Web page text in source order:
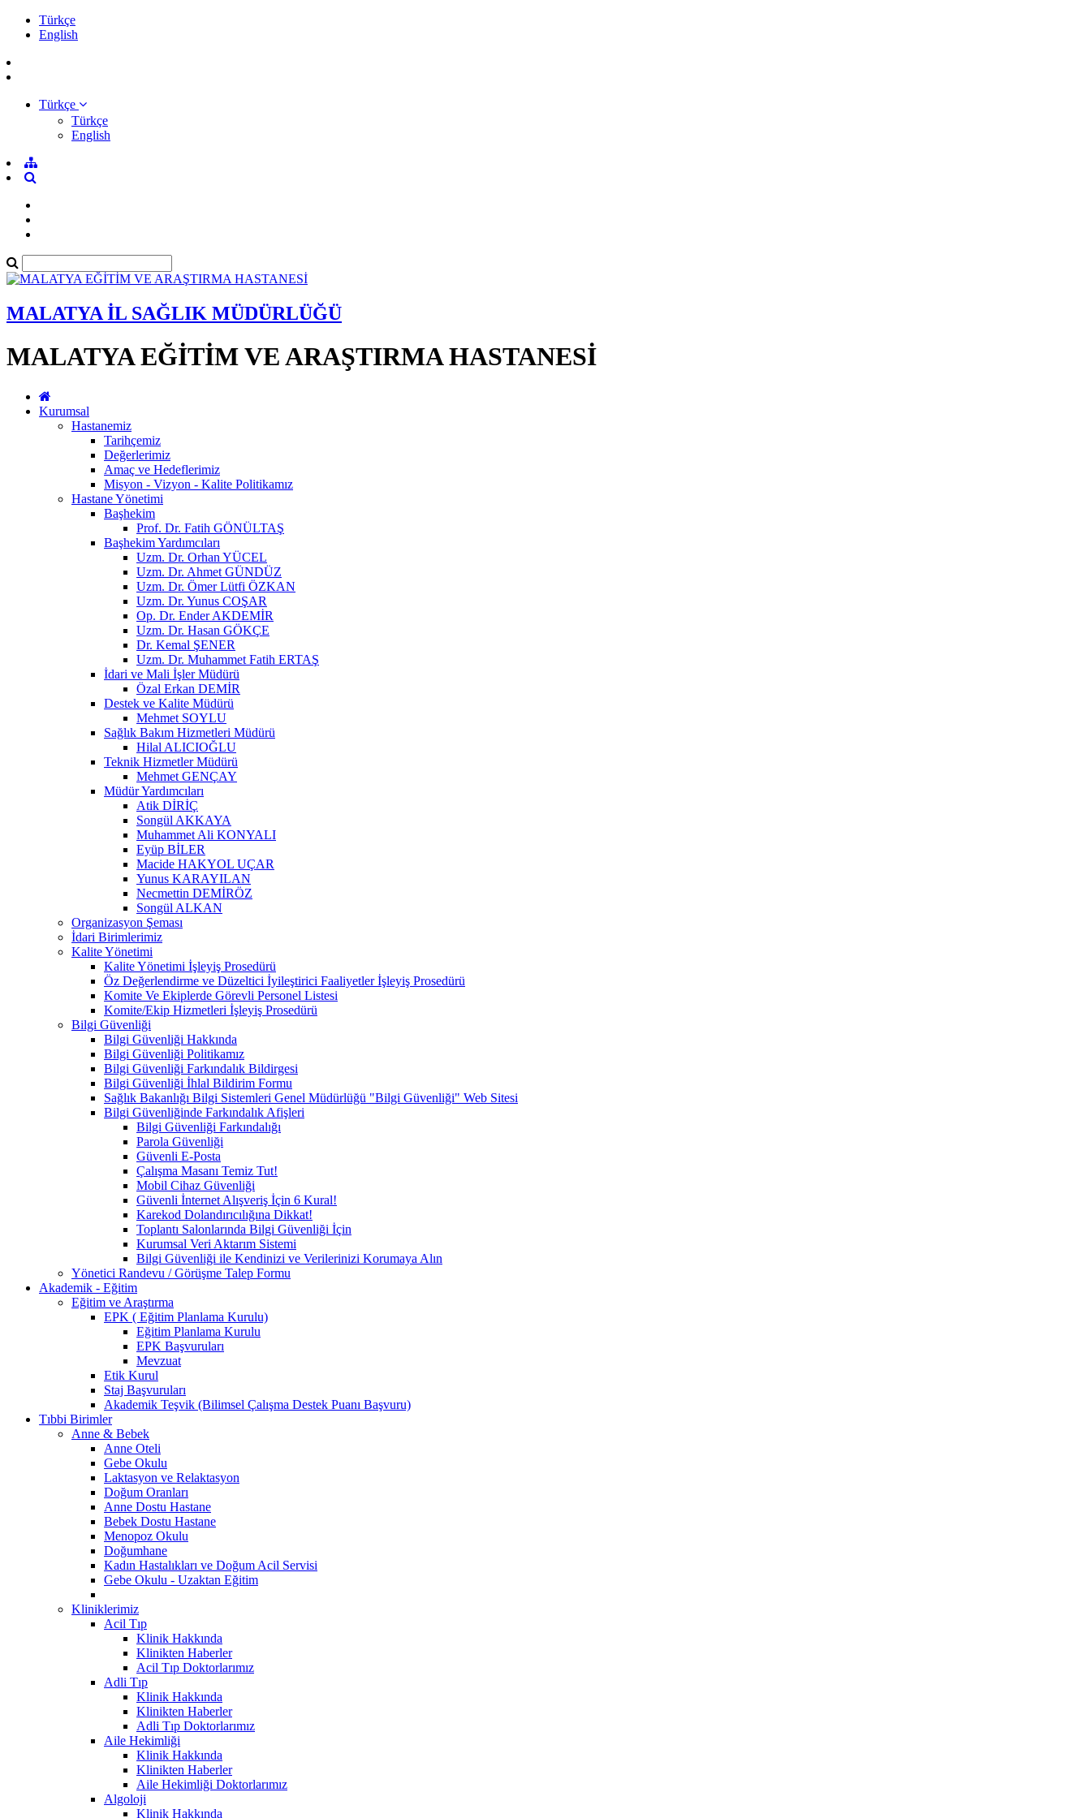
Türkçe
English
Türkçe
Türkçe
English
MALATYA İL SAĞLIK MÜDÜRLÜĞÜ
MALATYA EĞİTİM VE ARAŞTIRMA HASTANESİ
Kurumsal
Hastanemiz
Tarihçemiz
Değerlerimiz
Amaç ve Hedeflerimiz
Misyon - Vizyon - Kalite Politikamız
Hastane Yönetimi
Başhekim
Prof. Dr. Fatih GÖNÜLTAŞ
Başhekim Yardımcıları
Uzm. Dr. Orhan YÜCEL
Uzm. Dr. Ahmet GÜNDÜZ
Uzm. Dr. Ömer Lütfi ÖZKAN
Uzm. Dr. Yunus COŞAR
Op. Dr. Ender AKDEMİR
Uzm. Dr. Hasan GÖKÇE
Dr. Kemal ŞENER
Uzm. Dr. Muhammet Fatih ERTAŞ
İdari ve Mali İşler Müdürü
Özal Erkan DEMİR
Destek ve Kalite Müdürü
Mehmet SOYLU
Sağlık Bakım Hizmetleri Müdürü
Hilal ALICIOĞLU
Teknik Hizmetler Müdürü
Mehmet GENÇAY
Müdür Yardımcıları
Atik DİRİÇ
Songül AKKAYA
Muhammet Ali KONYALI
Eyüp BİLER
Macide HAKYOL UÇAR
Yunus KARAYILAN
Necmettin DEMİRÖZ
Songül ALKAN
Organizasyon Şeması
İdari Birimlerimiz
Kalite Yönetimi
Kalite Yönetimi İşleyiş Prosedürü
Öz Değerlendirme ve Düzeltici İyileştirici Faaliyetler İşleyiş Prosedürü
Komite Ve Ekiplerde Görevli Personel Listesi
Komite/Ekip Hizmetleri İşleyiş Prosedürü
Bilgi Güvenliği
Bilgi Güvenliği Hakkında
Bilgi Güvenliği Politikamız
Bilgi Güvenliği Farkındalık Bildirgesi
Bilgi Güvenliği İhlal Bildirim Formu
Sağlık Bakanlığı Bilgi Sistemleri Genel Müdürlüğü "Bilgi Güvenliği" Web Sitesi
Bilgi Güvenliğinde Farkındalık Afişleri
Bilgi Güvenliği Farkındalığı
Parola Güvenliği
Güvenli E-Posta
Çalışma Masanı Temiz Tut!
Mobil Cihaz Güvenliği
Güvenli İnternet Alışveriş İçin 6 Kural!
Karekod Dolandırıcılığına Dikkat!
Toplantı Salonlarında Bilgi Güvenliği İçin
Kurumsal Veri Aktarım Sistemi
Bilgi Güvenliği ile Kendinizi ve Verilerinizi Korumaya Alın
Yönetici Randevu / Görüşme Talep Formu
Akademik - Eğitim
Eğitim ve Araştırma
EPK ( Eğitim Planlama Kurulu)
Eğitim Planlama Kurulu
EPK Başvuruları
Mevzuat
Etik Kurul
Staj Başvuruları
Akademik Teşvik (Bilimsel Çalışma Destek Puanı Başvuru)
Tıbbi Birimler
Anne & Bebek
Anne Oteli
Gebe Okulu
Laktasyon ve Relaktasyon
Doğum Oranları
Anne Dostu Hastane
Bebek Dostu Hastane
Menopoz Okulu
Doğumhane
Kadın Hastalıkları ve Doğum Acil Servisi
Gebe Okulu - Uzaktan Eğitim
Kliniklerimiz
Acil Tıp
Klinik Hakkında
Klinikten Haberler
Acil Tıp Doktorlarımız
Adli Tıp
Klinik Hakkında
Klinikten Haberler
Adli Tıp Doktorlarımız
Aile Hekimliği
Klinik Hakkında
Klinikten Haberler
Aile Hekimliği Doktorlarımız
Algoloji
Klinik Hakkında